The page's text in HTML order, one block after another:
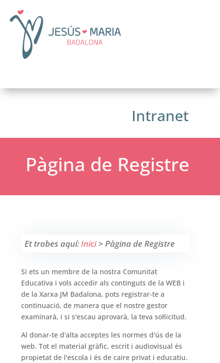
Intranet
Pàgina de Registre
Et trobes aquí:Inici> Pàgina de Registre
Si ets un membre de la nostra Comunitat
Educativa i vols accedir als continguts de la WEB i
de la Xarxa JM Badalona, pots registrar-te a
continuació, de manera que el nostre gestor
examinarà, i si s'escau aprovarà, la teva sol·licitud.
Al donar-te d'alta acceptes les normes d'ús de la
web. Tot el material gràfic, escrit i audiovisual és
propietat de l'escola i és de caire privat i educatiu.